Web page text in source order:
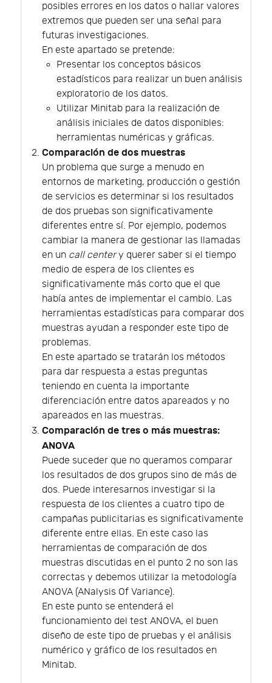
posibles errores en los datos o hallar valores
extremos que pueden ser una señal para
futuras investigaciones.
En este apartado se pretende:
Presentar los conceptos básicos
estadísticos para realizar un buen análisis
exploratorio de los datos.
Utilizar Minitab para la realización de
análisis iniciales de datos disponibles:
herramientas numéricas y gráficas.
Comparación de dos muestras
Un problema que surge a menudo en
entornos de marketing, producción o gestión
de servicios es determinar si los resultados
de dos pruebas son significativamente
diferentes entre sí. Por ejemplo, podemos
cambiar la manera de gestionar las llamadas
en un call centery querer saber si el tiempo
medio de espera de los clientes es
significativamente más corto que el que
había antes de implementar el cambio. Las
herramientas estadísticas para comparar dos
muestras ayudan a responder este tipo de
problemas.
En este apartado se tratarán los métodos
para dar respuesta a estas preguntas
teniendo en cuenta la importante
diferenciación entre datos apareados y no
apareados en las muestras.
Comparación de tres o más muestras:
ANOVA
Puede suceder que no queramos comparar
los resultados de dos grupos sino de más de
dos. Puede interesarnos investigar si la
respuesta de los clientes a cuatro tipo de
campañas publicitarias es significativamente
diferente entre ellas. En este caso las
herramientas de comparación de dos
muestras discutidas en el punto 2 no son las
correctas y debemos utilizar la metodología
ANOVA (ANalysis Of Variance).
En este punto se entenderá el
funcionamiento del test ANOVA, el buen
diseño de este tipo de pruebas y el análisis
numérico y gráfico de los resultados en
Minitab.